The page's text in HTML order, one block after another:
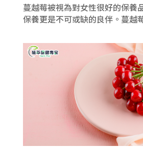
蔓越莓被視為對女性很好的保養
保養更是不可或缺的良伴。蔓越